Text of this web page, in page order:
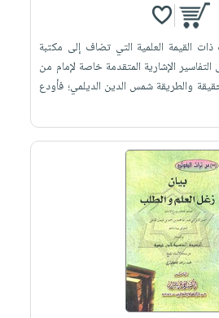
القيمة العلمية التي تضاف إلى مكتبة
التفاسير الإشارية المتقدمة خاصة لإمام من
والطريقة شمس الدين الديلمي؛ فأودع